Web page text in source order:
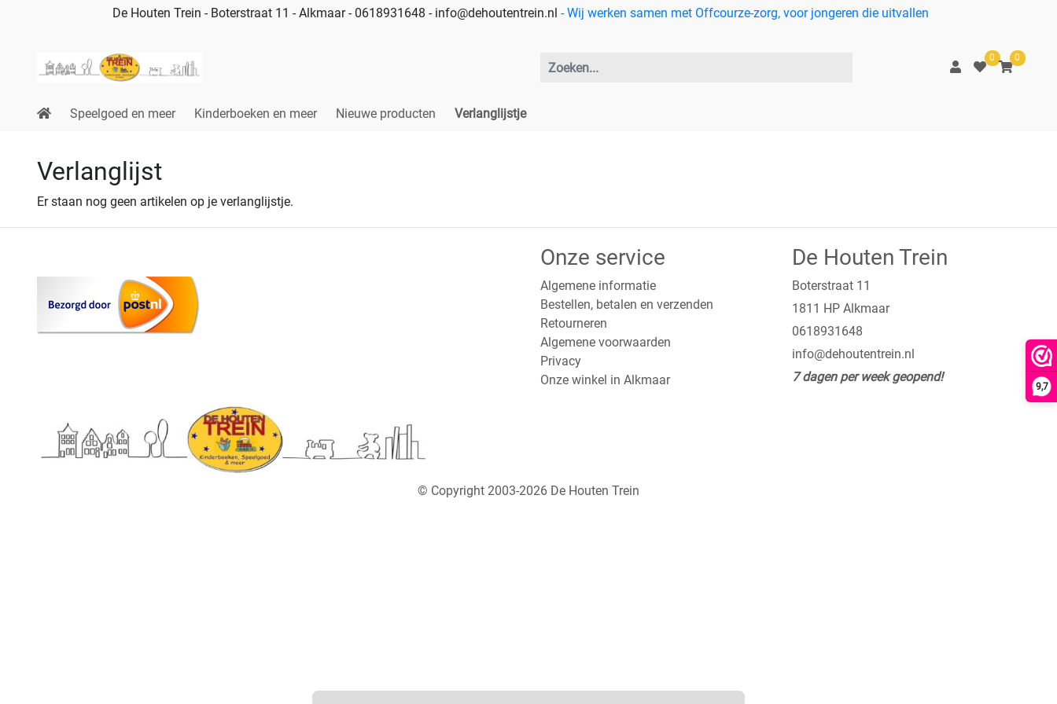
9,7
De Houten Trein - Boterstraat 11 - Alkmaar - 0618931648 - info@dehoutentrein.nl - Wij werken samen met Offcourze-zorg, voor jongeren die uitvallen
0 0
Speelgoed en meer Kinderboeken en meer Nieuwe producten Verlanglijstje
Verlanglijst
Er staan nog geen artikelen op je verlanglijstje.
Onze service
Algemene informatie
Bestellen, betalen en verzenden
Retourneren
Algemene voorwaarden
Privacy
Onze winkel in Alkmaar
De Houten Trein
Boterstraat 11
1811 HP Alkmaar
0618931648
info@dehoutentrein.nl
7 dagen per week geopend!
© Copyright 2003-2026 De Houten Trein